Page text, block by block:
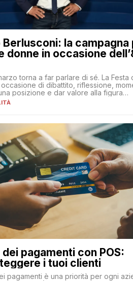
Berlusconi: la campagna
donne in occasione
torna a far parlare di sé. La Festa
di dibattito, riflessione,
posizione e dar valore alla figura
complessità e crucialità. A lanciare
pagamenti con POS:
i tuoi clienti
pagamenti è una priorità per ogni